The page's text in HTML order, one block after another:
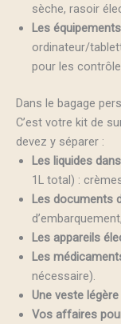
sèche, rasoir
Les
ordinateur/
pour les
Dans le bagage
C’est votre kit de
devez y séparer :
Les liquides
1L total) :
Les documents
Les appareils
Les
nécessaire).
Une veste
Vos affaires